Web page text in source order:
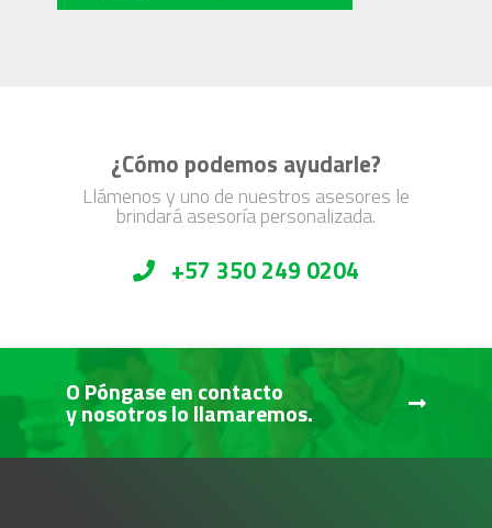
¿Cómo podemos ayudarle?
Llámenos y uno de nuestros asesores le
brindará asesoría personalizada.
+57 350 249 0204
O Póngase en contacto
y nosotros lo llamaremos.